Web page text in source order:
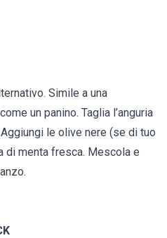
Simile a una
un panino. Taglia l’anguria
le olive nere (se di tuo
di menta fresca. Mescola e